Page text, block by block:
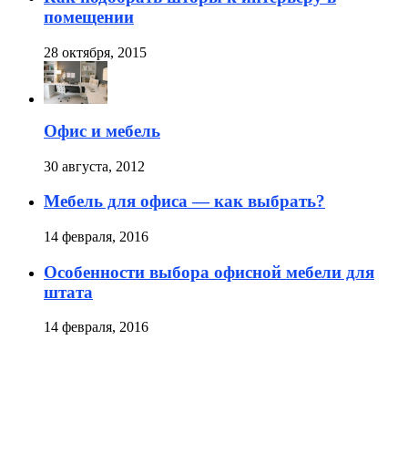
помещении
28 октября, 2015
Офис и мебель
30 августа, 2012
Мебель для офиса — как выбрать?
14 февраля, 2016
Особенности выбора офисной мебели для
штата
14 февраля, 2016